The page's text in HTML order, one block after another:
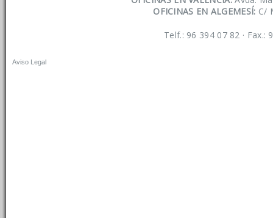
OFICINAS EN ALGEMESÍ: C/
Telf.: 96 394 07 82 · Fax.:
Aviso Legal